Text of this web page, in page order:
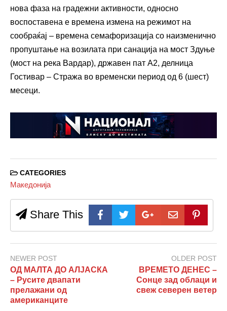
нова фаза на градежни активности, односно
воспоставена е времена измена на режимот на
сообраќај – времена семафоризација со наизменично
пропуштање на возилата при санација на мост Здуње
(мост на река Вардар), државен пат А2, делница
Гостивар – Стража во временски период од 6 (шест)
месеци.
CATEGORIES
Македонија
Share This
NEWER POST
ОД МАЛТА ДО АЛЈАСКА
– Русите двапати
прелажани од
американците
OLDER POST
ВРЕМЕТО ДЕНЕС –
Сонце зад облаци и
свеж северен ветер